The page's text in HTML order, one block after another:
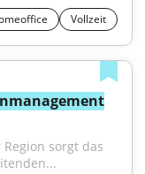
Vollzeit
sorgt das